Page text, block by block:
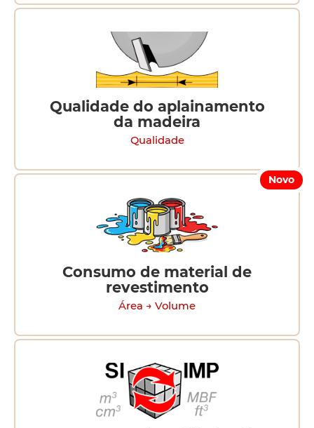
Qualidade do aplainamento
da madeira
Qualidade
Novo
Consumo de material de
revestimento
Área → Volume